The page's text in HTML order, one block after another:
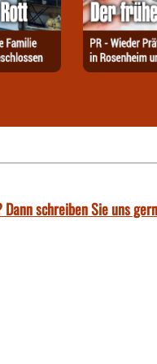
schreiben Sie uns